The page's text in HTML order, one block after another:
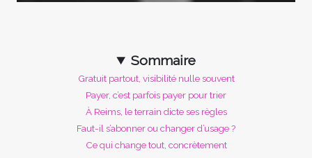
Sommaire
Gratuit partout, visibilité nulle souvent
Payer, c’est parfois payer pour trier
À Reims, le terrain dicte ses règles
Faut-il s’abonner ou changer d’usage ?
Ce qui change tout, concrètement